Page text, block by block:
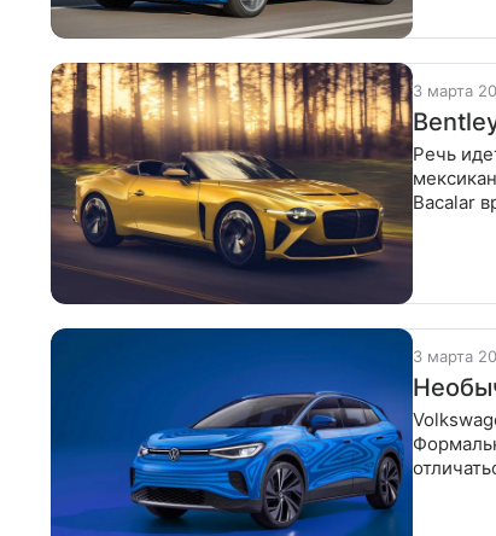
3 марта
Речь
Bacalar
3 марта